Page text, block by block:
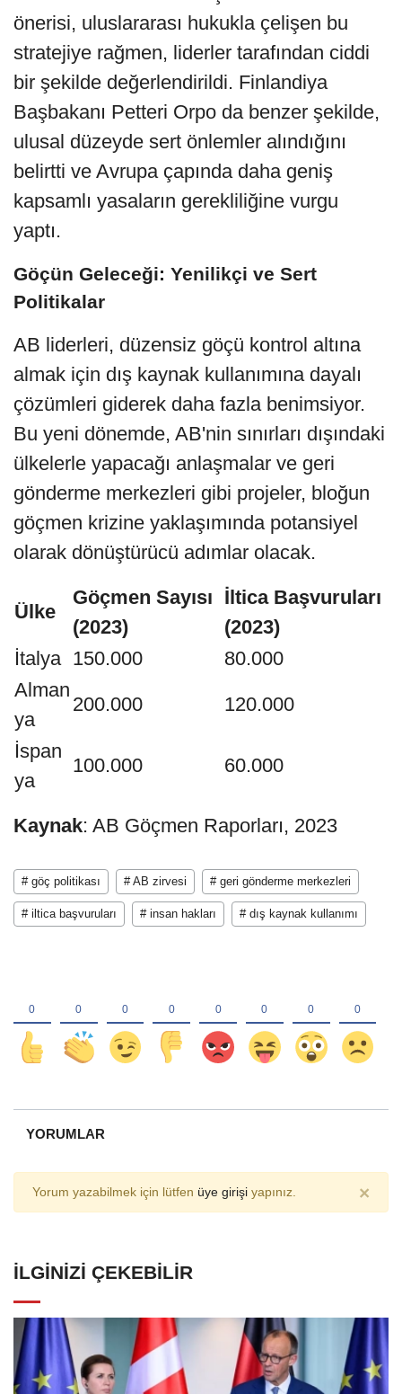
önerisi, uluslararası hukukla çelişen bu
stratejiye rağmen, liderler tarafından ciddi
bir şekilde değerlendirildi. Finlandiya
Başbakanı Petteri Orpo da benzer şekilde,
ulusal düzeyde sert önlemler alındığını
belirtti ve Avrupa çapında daha geniş
kapsamlı yasaların gerekliliğine vurgu
yaptı.
Göçün Geleceği: Yenilikçi ve Sert
Politikalar
AB liderleri, düzensiz göçü kontrol altına
almak için dış kaynak kullanımına dayalı
çözümleri giderek daha fazla benimsiyor.
Bu yeni dönemde, AB'nin sınırları dışındaki
ülkelerle yapacağı anlaşmalar ve geri
gönderme merkezleri gibi projeler, bloğun
göçmen krizine yaklaşımında potansiyel
olarak dönüştürücü adımlar olacak.
Ülke
Göçmen Sayısı
(2023)
İltica Başvuruları
(2023)
İtalya 150.000
80.000
Alman
ya
200.000 120.000
İspan
ya
100.000 60.000
Kaynak: AB Göçmen Raporları, 2023
# göç politikası # AB zirvesi # geri gönderme merkezleri
# iltica başvuruları # insan hakları # dış kaynak kullanımı
YORUMLAR
Yorum yazabilmek için lütfen üye girişi yapınız. ×
İLGINIZI ÇEKEBILIR